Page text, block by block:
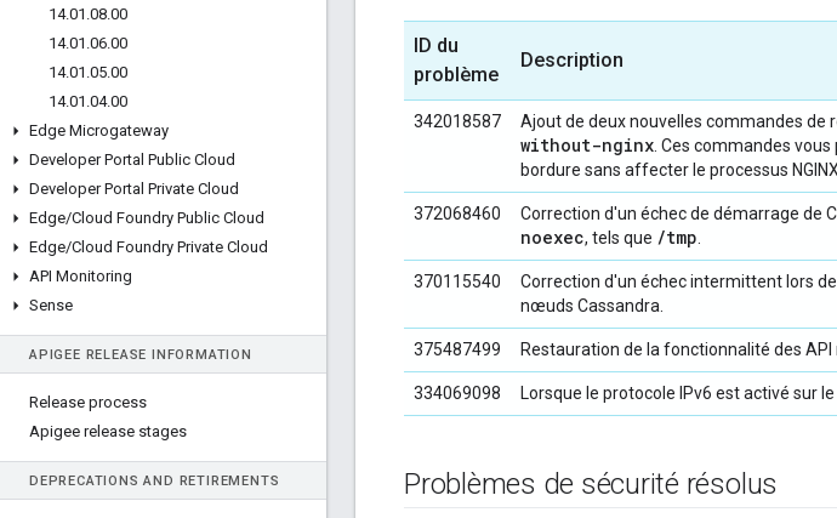
14.01 .08.00
14.01 .06.00
14.01 .05.00
14.01 .04.00
Edge Microgateway
Developer Portal Public Cloud
Developer Portal Private Cloud
Edge/Cloud Foundry Public Cloud
Edge/Cloud Foundry Private Cloud
API Monitoring
Sense
APIGEE RELEASE INFORMATION
Release process
Apigee release stages
DEPRECATIONS AND RETIREMENTS
ID du
problème
Description
342018587 Ajout de deux nouvelles commandes de
without-nginx . Ces commandes
bordure sans affecter le processus
372068460 Correction d'un échec de démarrage de
noexec, tels que /tmp
370115540 Correction d'un échec intermittent lors
nœuds Cassandra.
375487499 Restauration de la fonctionnalité des API
334069098 Lorsque le protocole IPv6 est activé sur
Problèmes de sécurité résolus